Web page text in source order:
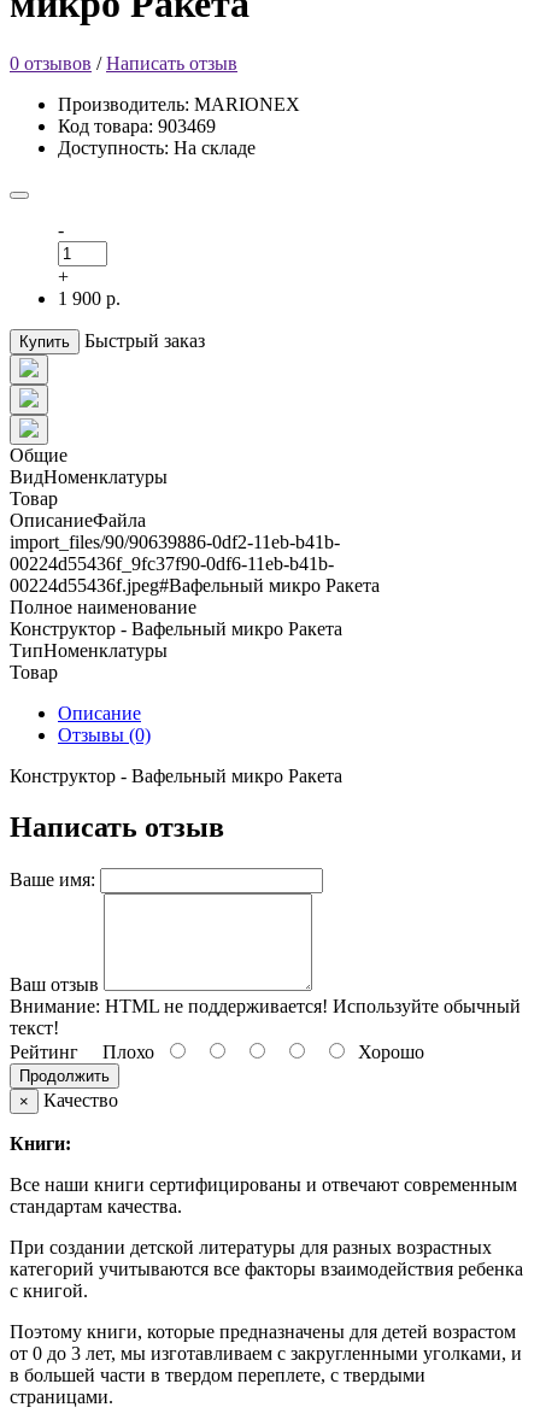
0 отзывов /Написать отзыв
Производитель: MARIONEX
Код товара: 903469
Доступность: На складе
-
+
1 900 р.
Купить Быстрый заказ
Общие
ВидНоменклатуры
Товар
ОписаниеФайла
import_files/90/90639886-0df2-11eb-b41b-
00224d55436f_9fc37f90-0df6-11eb-b41b-
00224d55436f.jpeg#Вафельный микро Ракета
Полное наименование
Конструктор - Вафельный микро Ракета
ТипНоменклатуры
Товар
Описание
Отзывы (0)
Конструктор - Вафельный микро Ракета
Написать отзыв
Ваше имя:
Ваш отзыв
Внимание: HTML не поддерживается! Используйте обычный
текст!
Рейтинг Плохо Хорошо
Продолжить
×
Качество
Книги:
Все наши книги сертифицированы и отвечают современным
стандартам качества.
При создании детской литературы для разных возрастных
категорий учитываются все факторы взаимодействия ребенка
с книгой.
Поэтому книги, которые предназначены для детей возрастом
от 0 до 3 лет, мы изготавливаем с закругленными уголками, и
в большей части в твердом переплете, с твердыми
страницами.